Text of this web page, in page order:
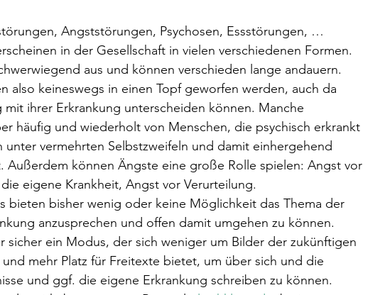
Angststörungen, Psychosen, Essstörungen, …
in der Gesellschaft in vielen verschiedenen Formen.
aus und können verschieden lange andauern.
also keineswegs in einen Topf geworfen werden, auch da
mit ihrer Erkrankung unterscheiden können. Manche
häufig und wiederholt von Menschen, die psychisch erkrankt
vermehrten Selbstzweifeln und damit einhergehend
Außerdem können Ängste eine große Rolle spielen: Angst vor
eigene Krankheit, Angst vor Verurteilung.
bieten bisher wenig oder keine Möglichkeit das Thema der
anzusprechen und offen damit umgehen zu können.
sicher ein Modus, der sich weniger um Bilder der zukünftigen
mehr Platz für Freitexte bietet, um über sich und die
und ggf. die eigene Erkrankung schreiben zu können.